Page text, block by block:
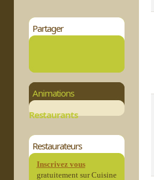
Partager
Animations
Restaurants
Restaurateurs
Inscrivez vous
gratuitement sur Cuisine